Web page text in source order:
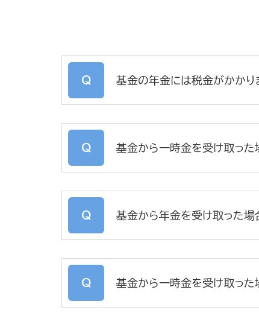
基金の年金には税金がかかり
基金から一時金を受け取っ
基金から年金を受け取った場
基金から一時金を受け取った